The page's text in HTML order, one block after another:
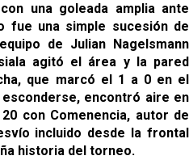
una goleada amplia ante
fue una simple sucesión de
de Julian Nagelsmann
agitó el área y la pared
que marcó el 1 a 0 en el
encontró aire en
con Comenencia, autor de
incluido desde la frontal
historia del torneo.